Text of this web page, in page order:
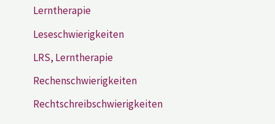
Lerntherapie
Leseschwierigkeiten
LRS, Lerntherapie
Rechenschwierigkeiten
Rechtschreibschwierigkeiten